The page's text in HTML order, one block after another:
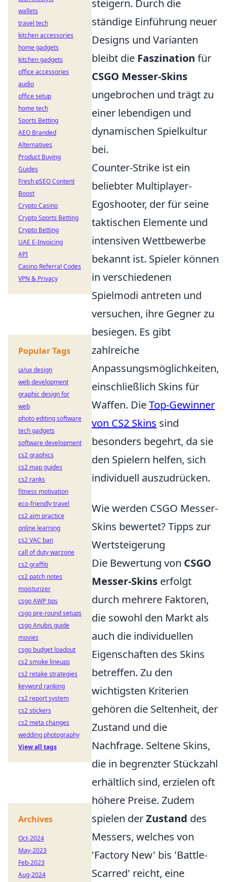
steigern. Durch die
ständige Einführung neuer
Designs und Varianten
bleibt die Faszination für
CSGO Messer-Skins
ungebrochen und trägt zu
einer lebendigen und
dynamischen Spielkultur
bei.
Counter-Strike ist ein
beliebter Multiplayer-
Egoshooter, der für seine
taktischen Elemente und
intensiven Wettbewerbe
bekannt ist. Spieler können
in verschiedenen
Spielmodi antreten und
versuchen, ihre Gegner zu
besiegen. Es gibt
zahlreiche
Anpassungsmöglichkeiten,
einschließlich Skins für
Waffen. DieTop-Gewinner
von CS2 Skins sind
besonders begehrt, da sie
den Spielern helfen, sich
individuell auszudrücken.
Wie werden CSGO Messer-
Skins bewertet? Tipps zur
Wertsteigerung
Die Bewertung von CSGO
Messer-Skins erfolgt
durch mehrere Faktoren,
die sowohl den Markt als
auch die individuellen
Eigenschaften des Skins
betreffen. Zu den
wichtigsten Kriterien
gehören die Seltenheit, der
Zustand und die
Nachfrage. Seltene Skins,
die in begrenzter Stückzahl
erhältlich sind, erzielen oft
höhere Preise. Zudem
spielen derZustand des
Messers, welches von
'Factory New' bis 'Battle-
Scarred' reicht, eine
wallets
travel tech
kitchen accessories
home gadgets
kitchen gadgets
office accessories
audio
office setup
home tech
Sports Betting
AEO Branded
Alternatives
Product Buying
Guides
Fresh pSEO Content
Boost
Crypto Casino
Crypto Sports Betting
Crypto Betting
UAE E-Invoicing
API
Casino Referral Codes
VPN & Privacy
Popular Tags
ui/ux design
web development
graphic design for
web
photo editing software
tech gadgets
software development
cs2 graphics
cs2 map guides
cs2 ranks
fitness motivation
eco-friendly travel
cs2 aim practice
online learning
cs2 VAC ban
call of duty warzone
cs2 graffiti
cs2 patch notes
moisturizer
csgo AWP tips
csgo pre-round setups
csgo Anubis guide
movies
csgo budget loadout
cs2 smoke lineups
cs2 retake strategies
keyword ranking
cs2 report system
cs2 stickers
cs2 meta changes
wedding photography
View all tags
Archives
Oct-2024
May-2023
Feb-2023
Aug-2024